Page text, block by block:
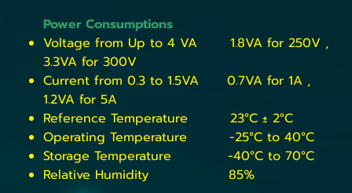
Power Consumptions
Voltage from Up to 4 VA 1.8VA for 250V ,
3.3VA for 300V
Current from 0.3 to 1.5VA 0.7VA for 1A ,
1.2VA for 5A
Reference Temperature 23°C ± 2°C
Operating Temperature -25°C to 40°C
Storage Temperature -40°C to 70°C
Relative Humidity 85%